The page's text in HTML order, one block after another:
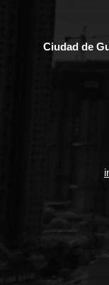
Ciudad de